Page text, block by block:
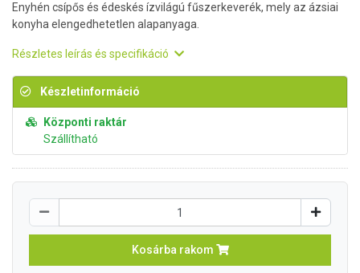
Enyhén csípős és édeskés ízvilágú fűszerkeverék, mely az ázsiai
konyha elengedhetetlen alapanyaga.
Részletes leírás és specifikáció
Készletinformáció
Központi raktár
Szállítható
Kosárba rakom